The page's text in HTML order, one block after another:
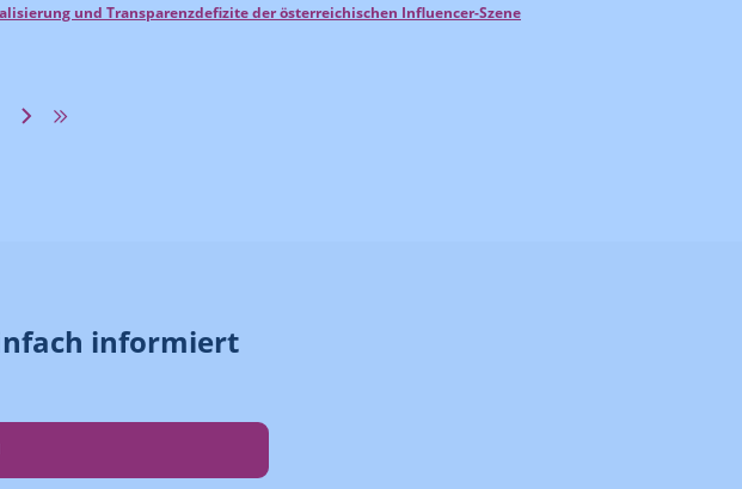
und Transparenzdefizite der österreichischen Influencer-Szene
informiert